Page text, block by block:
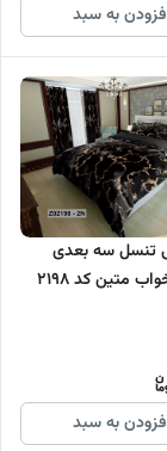
به سبد
تنسل سه بعدی
به سبد